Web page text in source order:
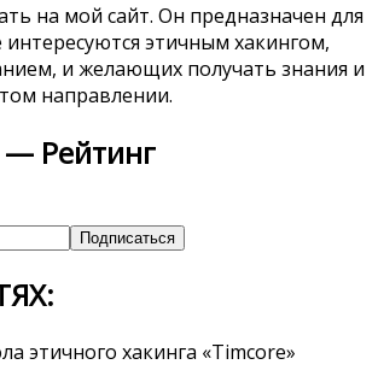
на мой сайт. Он предназначен для
этичным хакингом,
и желающих получать знания и
направлении.
— Рейтинг
этичного хакинга «Timcore»